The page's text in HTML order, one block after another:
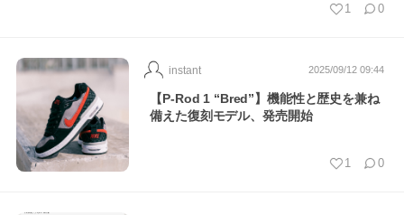
1 0
2025/09/12 09:44
instant
【P-Rod 1 “Bred”】機能性と歴史を兼ね
備えた復刻モデル、発売開始
1 0